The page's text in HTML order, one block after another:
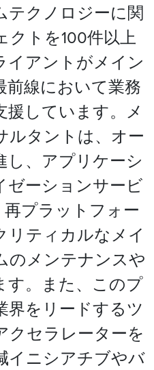
テクノロジーに関
クトを100件以上
イアントがメイン
前線において業務
しています。メ
ルタントは、オー
し、アプリケーシ
ゼーションサービ
プラットフォー
リティカルなメイ
のメンテナンスや
す。また、このプ
界をリードするツ
クセラレーターを
イニシアチブやバ